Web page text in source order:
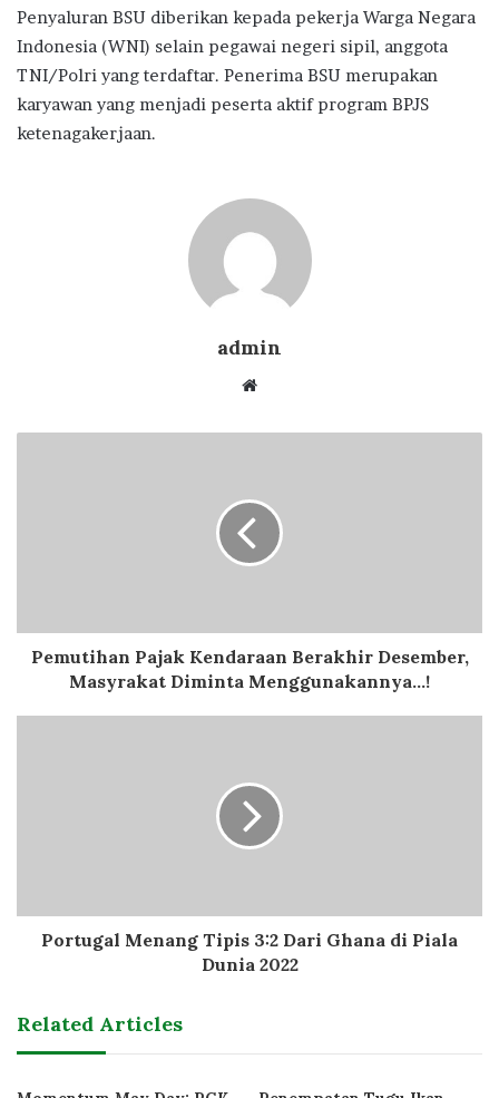
Penyaluran BSU diberikan kepada pekerja Warga Negara
Indonesia (WNI) selain pegawai negeri sipil, anggota
TNI/Polri yang terdaftar. Penerima BSU merupakan
karyawan yang menjadi peserta aktif program BPJS
ketenagakerjaan.
admin
Website
Pemutihan Pajak Kendaraan Berakhir Desember,
Masyrakat Diminta Menggunakannya...!
Portugal Menang Tipis 3:2 Dari Ghana di Piala
Dunia 2022
Related Articles